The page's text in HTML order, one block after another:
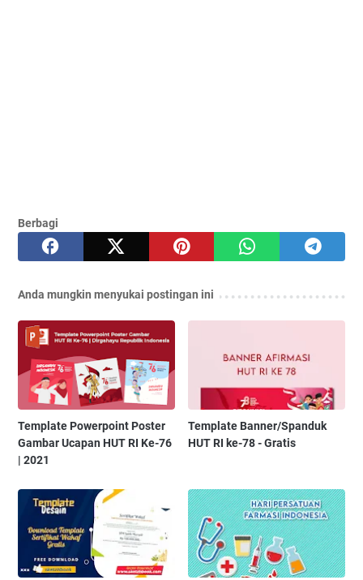
Berbagi
Anda mungkin menyukai postingan ini
Template Powerpoint Poster
Gambar Ucapan HUT RI Ke-76
| 2021
Template Banner/Spanduk
HUT RI ke-78 - Gratis